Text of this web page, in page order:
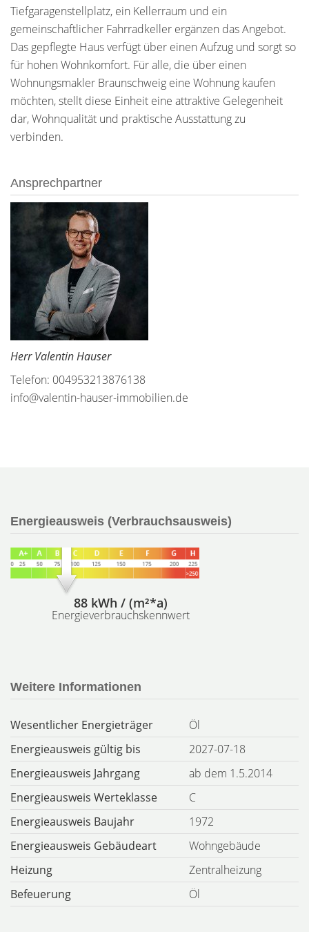
Tiefgaragenstellplatz, ein Kellerraum und ein
gemeinschaftlicher Fahrradkeller ergänzen das Angebot.
Das gepflegte Haus verfügt über einen Aufzug und sorgt so
für hohen Wohnkomfort. Für alle, die über einen
Wohnungsmakler Braunschweig eine Wohnung kaufen
möchten, stellt diese Einheit eine attraktive Gelegenheit
dar, Wohnqualität und praktische Ausstattung zu
verbinden.
Ansprechpartner
Herr Valentin Hauser
Telefon: 004953213876138
info@valentin-hauser-immobilien.de
Energieausweis (Verbrauchsausweis)
88 kWh / (m²*a)
Energieverbrauchskennwert
Weitere Informationen
Wesentlicher Energieträger
Öl
Energieausweis gültig bis
2027-07-18
Energieausweis Jahrgang
ab dem 1.5.2014
Energieausweis Werteklasse
C
Energieausweis Baujahr
1972
Energieausweis Gebäudeart
Wohngebäude
Heizung
Zentralheizung
Befeuerung
Öl